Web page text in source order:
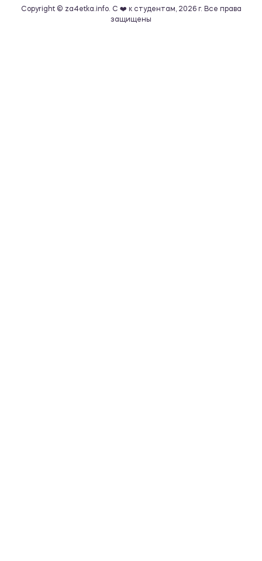
Copyright © za4etka.info. С ❤️ к студентам, 2026 г. Все права
защищены